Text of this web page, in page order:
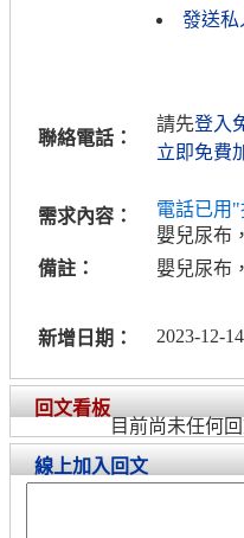
發送私
聯絡電話：
請先登入
立即免費
需求內容：
電話已用
嬰兒尿布
備註：
嬰兒尿布
新增日期： 2023-12-
回文看板
目前尚未任何
線上加入回文